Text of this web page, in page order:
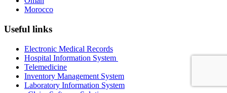
Morocco
Useful links
Electronic Medical Records
Hospital Information System
Telemedicine
Inventory Management System
Laboratory Information System